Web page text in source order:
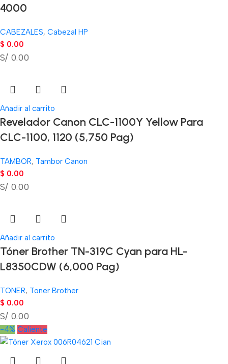
4000
CABEZALES, Cabezal HP
$ 0.00
S/ 0.00
Añadir al carrito
Revelador Canon CLC-1100Y Yellow Para
CLC-1100, 1120 (5,750 Pag)
TAMBOR, Tambor Canon
$ 0.00
S/ 0.00
Añadir al carrito
Tóner Brother TN-319C Cyan para HL-
L8350CDW (6,000 Pag)
TONER, Toner Brother
$ 0.00
S/ 0.00
-4% Caliente